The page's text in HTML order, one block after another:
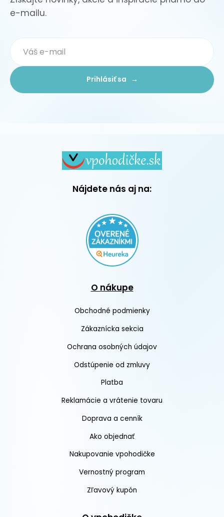
e-mailu.
Prihlásiť sa →
Nájdete nás aj na:
O nákupe
Obchodné podmienky
Zákaznícka sekcia
Ochrana osobných údajov
Odstúpenie od zmluvy
Platba
Reklamácie a vrátenie tovaru
Doprava a cenník
Ako objednať
Nakupovanie vpohodičke
Vernostný program
Zľavový kupón